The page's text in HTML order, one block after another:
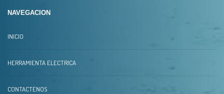
NAVEGACION
INICIO
HERRAMIENTA ELECTRICA
CONTACTENOS